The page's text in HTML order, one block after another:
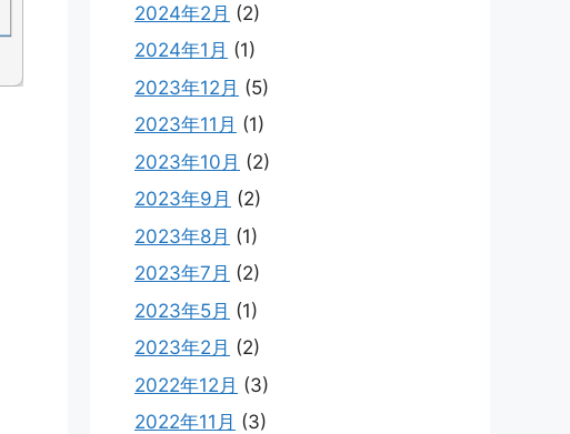
2024年2月 (2)
2024年1月 (1)
2023年12月 (5)
2023年11月 (1)
2023年10月 (2)
2023年9月 (2)
2023年8月 (1)
2023年7月 (2)
2023年5月 (1)
2023年2月 (2)
2022年12月 (3)
2022年11月 (3)